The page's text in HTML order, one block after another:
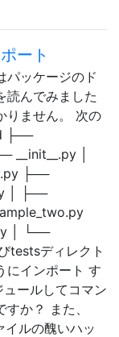
ート
パッケージのド
読んでみました
りません。 次の
├──
__init__.py │
├──
│ ├──
│ └──
testsディレクト
にインポート す
ールしてコマン
か？ また、
ルの醜いハッ